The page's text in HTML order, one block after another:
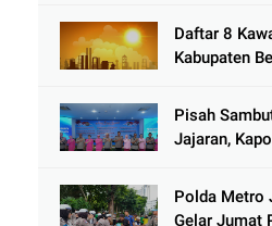
Jamat
Daftar 8
Kabupaten
Pisah
Jajaran,
Diperkuat
Polda Metro
Gelar Jumat